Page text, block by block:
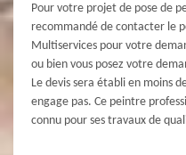
Pour votre projet de pose de
recommandé de contacter le
Multiservices pour votre
ou bien vous posez votre
Le devis sera établi en moins
engage pas. Ce peintre
connu pour ses travaux de